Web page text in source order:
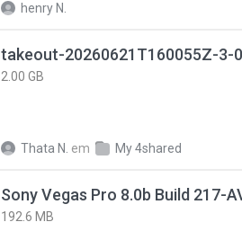
henry N.
takeout-20260621T160055Z-3-
2.00 GB
Thata N. em My 4shared
192.6 MB